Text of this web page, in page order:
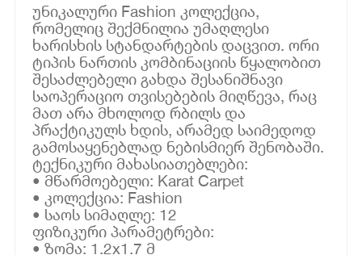
უნიკალური Fashion კოლექცია,
რომელიც შექმნილია უმაღლესი
ხარისხის სტანდარტების დაცვით. ორი
ტიპის ნართის კომბინაციის წყალობით
შესაძლებელი გახდა შესანიშნავი
საოპერაციო თვისებების მიღწევა, რაც
მათ არა მხოლოდ რბილს და
პრაქტიკულს ხდის, არამედ საიმედოდ
გამოსაყენებლად ნებისმიერ შენობაში.
ტექნიკური მახასიათებლები:
• მწარმოებელი: Karat Carpet
• კოლექცია: Fashion
• საოს სიმაღლე: 12
ფიზიკური პარამეტრები:
• ზომა: 1.2x1.7 მ